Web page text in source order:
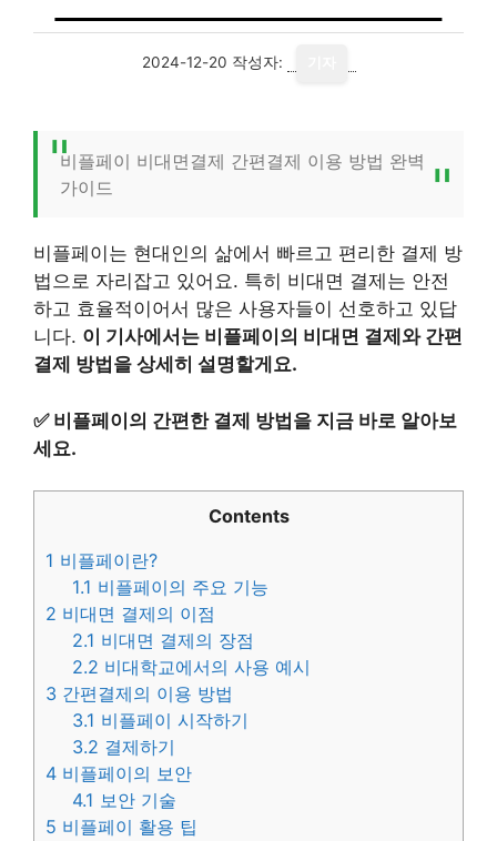
2024-12-20 작성자:
비플페이 비대면결제 간편결제 이용 방법 완벽
가이드
비플페이는 현대인의 삶에서 빠르고 편리한 결제 방
법으로 자리잡고 있어요. 특히 비대면 결제는 안전
하고 효율적이어서 많은 사용자들이 선호하고 있답
니다. 이 기사에서는 비플페이의 비대면 결제와 간편
결제 방법을 상세히 설명할게요.
✅ 비플페이의 간편한 결제 방법을 지금 바로 알아보
세요.
Contents
1 비플페이란?
1.1 비플페이의 주요 기능
2 비대면 결제의 이점
2.1 비대면 결제의 장점
2.2 비대학교에서의 사용 예시
3 간편결제의 이용 방법
3.1 비플페이 시작하기
3.2 결제하기
4 비플페이의 보안
4.1 보안 기술
5 비플페이 활용 팁